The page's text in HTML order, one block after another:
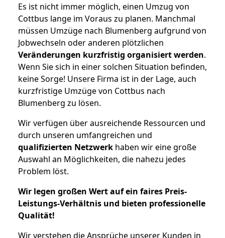
Es ist nicht immer möglich, einen Umzug von
Cottbus lange im Voraus zu planen. Manchmal
müssen Umzüge nach Blumenberg aufgrund von
Jobwechseln oder anderen plötzlichen
Veränderungen kurzfristig organisiert werden.
Wenn Sie sich in einer solchen Situation befinden,
keine Sorge! Unsere Firma ist in der Lage, auch
kurzfristige Umzüge von Cottbus nach
Blumenberg zu lösen.
Wir verfügen über ausreichende Ressourcen und
durch unseren umfangreichen und
qualifizierten Netzwerk haben wir eine große
Auswahl an Möglichkeiten, die nahezu jedes
Problem löst.
Wir legen großen Wert auf ein faires Preis-
Leistungs-Verhältnis und bieten professionelle
Qualität!
Wir verstehen die Ansprüche unserer Kunden in